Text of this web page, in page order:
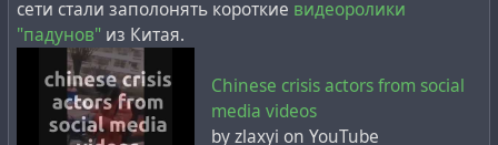
развивалось дело "Иран-контрас"
, также известное
как "Ирангейт".
В мае 1985 года был разработан механизм поставки
американского оружия в Иран при посредничестве
сети стали заполонять короткие видеоролики
"падунов" из Китая.
Chinese crisis actors from social
media videos
by zlaxyi on YouTube